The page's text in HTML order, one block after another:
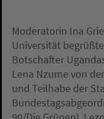
Moderatorin Ina
Universität
Botschafter
Lena Nzume von
und Teilhabe der